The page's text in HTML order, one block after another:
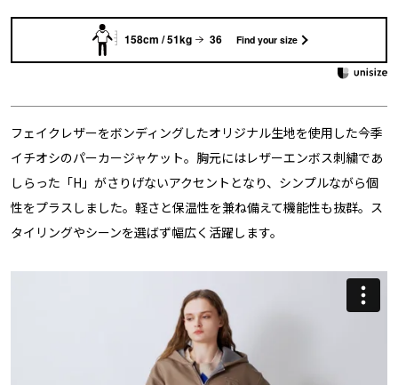
158cm / 51kg 36 Find your size
フェイクレザーをボンディングしたオリジナル生地を使用した今季
イチオシのパーカージャケット。胸元にはレザーエンボス刺繍であ
しらった「H」がさりげないアクセントとなり、シンプルながら個
性をプラスしました。軽さと保温性を兼ね備えて機能性も抜群。ス
タイリングやシーンを選ばず幅広く活躍します。